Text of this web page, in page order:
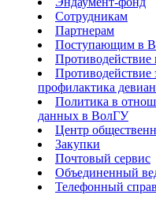
Сотрудникам
Партнерам
Поступающим в
Противодействие
Противодействие
профилактика
Политика в
данных в ВолГУ
Центр
Закупки
Почтовый сервис
Объединенный
Телефонный